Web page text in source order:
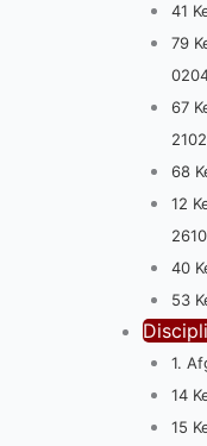
41
79
67
68
12
40
53
1.
14
15